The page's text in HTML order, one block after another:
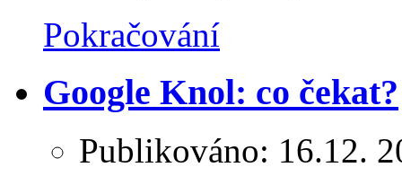
Pokračování
Google Knol: co čekat?
Publikováno: 16.12.